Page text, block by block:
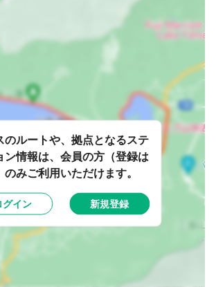
のルートや、拠点となるステ
ン情報は、会員の方（登録は
のみご利用いただけます。
グイン 新規登録